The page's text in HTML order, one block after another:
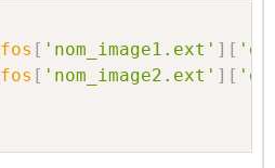
[ 'nom_image1.ext' ] [
[ 'nom_image2.ext' ] [